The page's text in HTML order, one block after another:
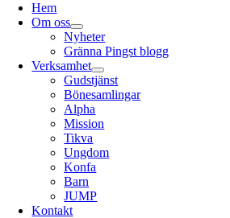
Hem
Om oss
Nyheter
Gränna Pingst blogg
Verksamhet
Gudstjänst
Bönesamlingar
Alpha
Mission
Tikva
Ungdom
Konfa
Barn
JUMP
Kontakt